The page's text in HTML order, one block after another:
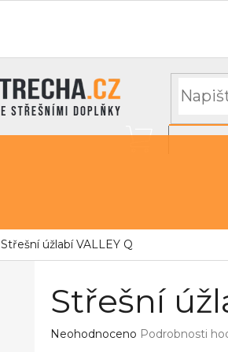
NÁKUPNÍ
Střešní úžlabí VALLEY Q
Střešní
Průměrné
Neohodnoceno Podrobnosti